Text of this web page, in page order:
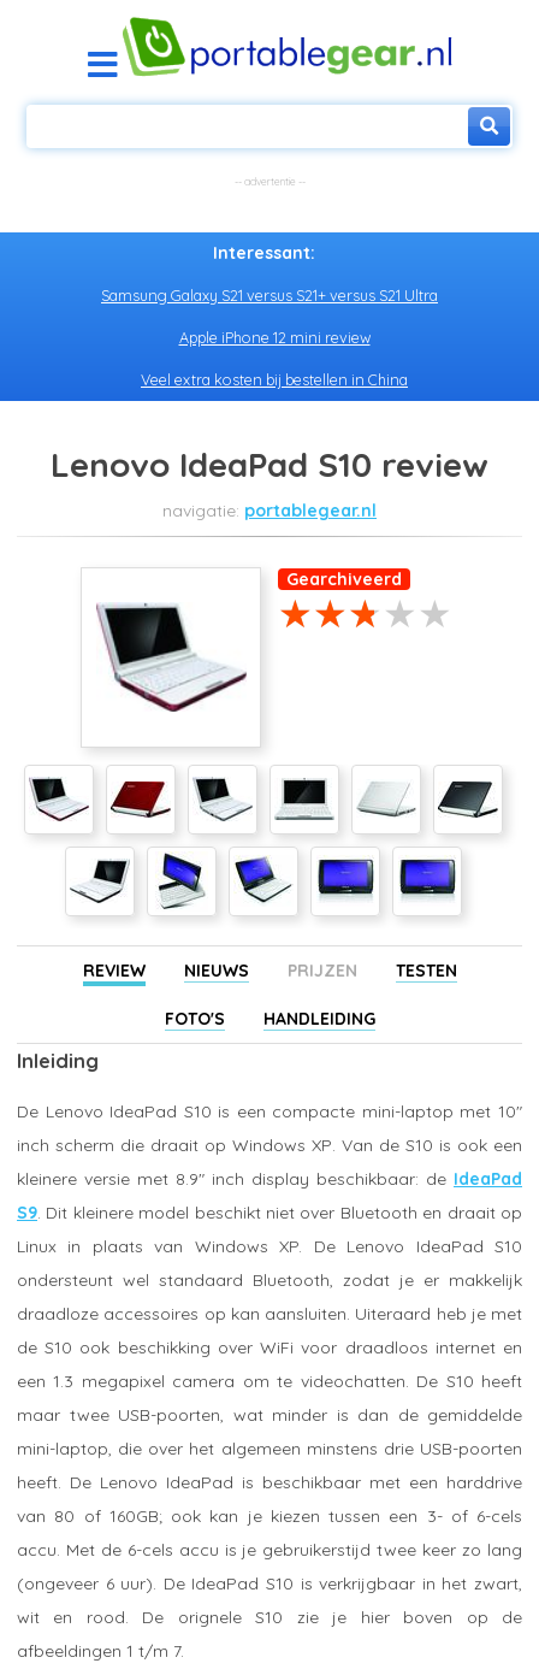
Interessant:
Samsung Galaxy S21 versus S21+ versus S21 Ultra
Apple iPhone 12 mini review
Veel extra kosten bij bestellen in China
Lenovo IdeaPad S10 review
portablegear.nl
Gearchiveerd
REVIEW NIEUWS PRIJZEN TESTEN
FOTO'S HANDLEIDING
Inleiding
De Lenovo IdeaPad S10 is een compacte mini-laptop met 10"
inch scherm die draait op Windows XP. Van de S10 is ook een
kleinere versie met 8.9" inch display beschikbaar: de IdeaPad
S9 . Dit kleinere model beschikt niet over Bluetooth en draait op
Linux in plaats van Windows XP. De Lenovo IdeaPad S10
ondersteunt wel standaard Bluetooth, zodat je er makkelijk
draadloze accessoires op kan aansluiten. Uiteraard heb je met
de S10 ook beschikking over WiFi voor draadloos internet en
een 1.3 megapixel camera om te videochatten. De S10 heeft
maar twee USB-poorten, wat minder is dan de gemiddelde
mini-laptop, die over het algemeen minstens drie USB-poorten
heeft. De Lenovo IdeaPad is beschikbaar met een harddrive
van 80 of 160GB; ook kan je kiezen tussen een 3- of 6-cels
accu. Met de 6-cels accu is je gebruikerstijd twee keer zo lang
(ongeveer 6 uur). De IdeaPad S10 is verkrijgbaar in het zwart,
wit en rood. De orignele S10 zie je hier boven op de
afbeeldingen 1 t/m 7.